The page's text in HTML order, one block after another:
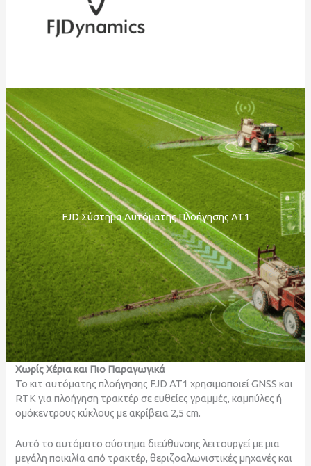
FJD Σύστημα Αυτόματης Πλοήγησης AT1
Χωρίς Χέρια και Πιο Παραγωγικά
Το κιτ αυτόματης πλοήγησης FJD AT1 χρησιμοποιεί GNSS και
RTK για πλοήγηση τρακτέρ σε ευθείες γραμμές, καμπύλες ή
ομόκεντρους κύκλους με ακρίβεια 2,5 cm.
Αυτό το αυτόματο σύστημα διεύθυνσης λειτουργεί με μια
μεγάλη ποικιλία από τρακτέρ, θεριζοαλωνιστικές μηχανές και